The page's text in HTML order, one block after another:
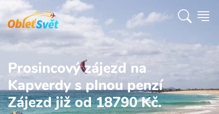
Prosincový zájezd na
Kapverdy s plnou penzí
Zájezd již od 18790 Kč.